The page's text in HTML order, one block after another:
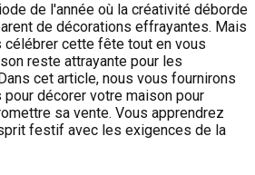
de l'année où la créativité déborde
de décorations effrayantes. Mais
cette fête tout en vous
reste attrayante pour les
cet article, nous vous fournirons
décorer votre maison pour
sa vente. Vous apprendrez
festif avec les exigences de la